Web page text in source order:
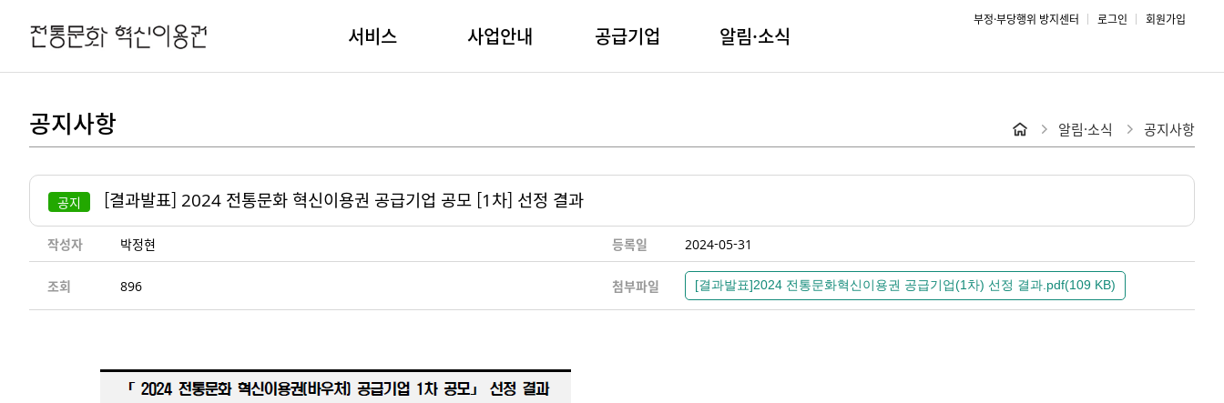
부정·부당행위 방지센터 로그인 회원가입
서비스 사업안내 공급기업 알림·소식
공지사항 알림·소식 공지사항
공지 [결과발표] 2024 전통문화 혁신이용권 공급기업 공모 [1차] 선정 결과
작성자 박정현 등록일 2024-05-31
조회 896 첨부파일 [결과발표]2024 전통문화혁신이용권 공급기업(1차) 선정 결과.pdf(109 KB)